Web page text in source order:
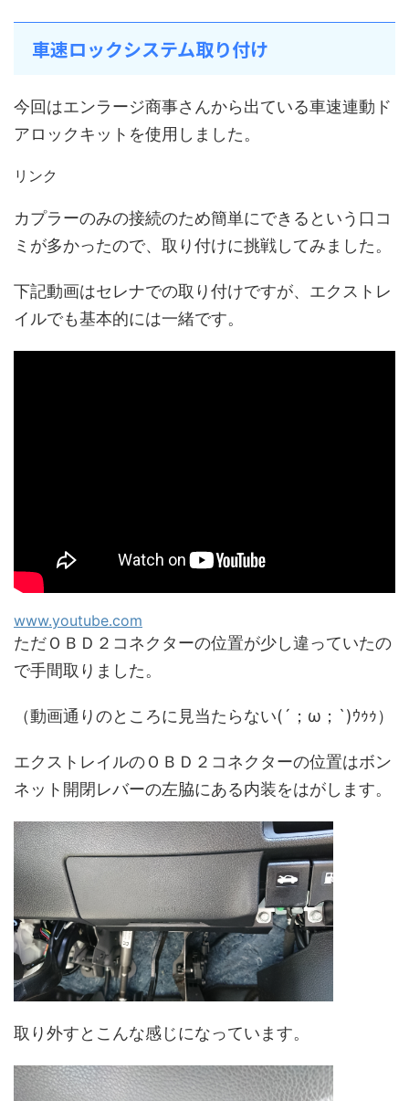
車速ロックシステム取り付け
今回はエンラージ商事さんから出ている車速連動ド
アロックキットを使用しました。
リンク
カプラーのみの接続のため簡単にできるという口コ
ミが多かったので、取り付けに挑戦してみました。
下記動画はセレナでの取り付けですが、エクストレ
イルでも基本的には一緒です。
www.youtube.com
ただＯＢＤ２コネクターの位置が少し違っていたの
で手間取りました。
（動画通りのところに見当たらない(´；ω；`)ｳｩｩ）
エクストレイルのＯＢＤ２コネクターの位置はボン
ネット開閉レバーの左脇にある内装をはがします。
取り外すとこんな感じになっています。